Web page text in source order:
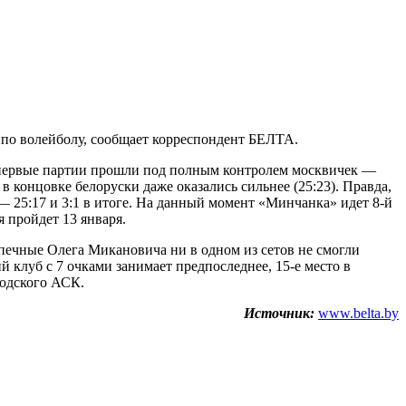
волейболу, сообщает корреспондент БЕЛТА.
партии прошли под полным контролем москвичек —
белоруски даже оказались сильнее (25:23). Правда,
25:17 и 3:1 в итоге. На данный момент «Минчанка» идет 8-й
пройдет 13 января.
Олега Микановича ни в одном из сетов не смогли
с 7 очками занимает предпоследнее, 15-е место в
АСК.
Источник: www.belta.by